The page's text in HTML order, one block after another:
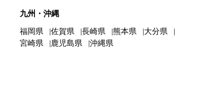
九州・沖縄
福岡県 佐賀県 長崎県 熊本県
大分県
宮崎県
鹿児島県 沖縄県